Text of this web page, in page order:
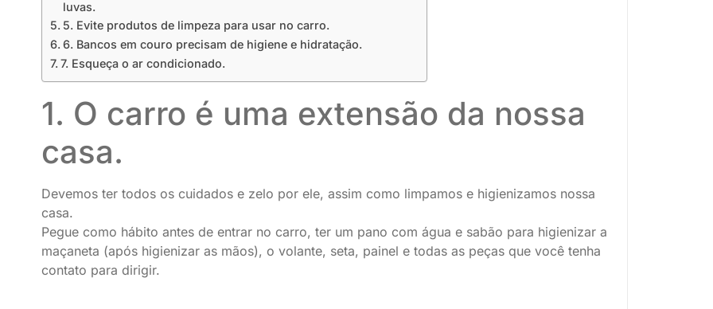
luvas.
5. Evite produtos de limpeza para usar no carro.
6. Bancos em couro precisam de higiene e hidratação.
7. Esqueça o ar condicionado.
1. O carro é uma extensão da nossa
casa.
Devemos ter todos os cuidados e zelo por ele, assim como limpamos e higienizamos nossa
casa.
Pegue como hábito antes de entrar no carro, ter um pano com água e sabão para higienizar a
maçaneta (após higienizar as mãos), o volante, seta, painel e todas as peças que você tenha
contato para dirigir.